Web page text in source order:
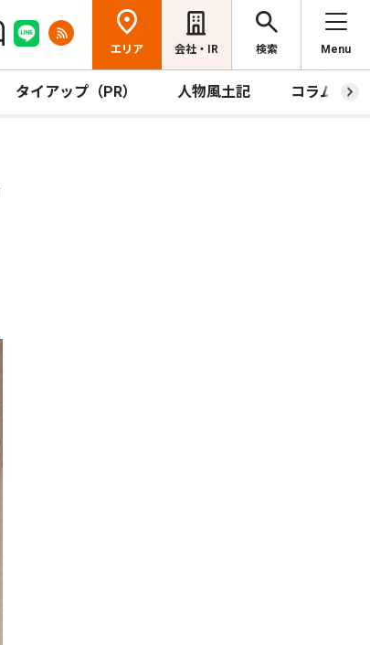
エリア 会社・IR 検索 Menu
タイアップ（PR） 人物風土記 コラム